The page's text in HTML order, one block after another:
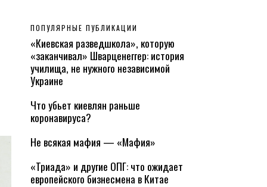
ПОПУЛЯРНЫЕ ПУБЛИКАЦИИ
«Киевская разведшкола», которую
«заканчивал» Шварценеггер: история
училища, не нужного независимой
Украине
Что убьет киевлян раньше
коронавируса?
Не всякая мафия — «Мафия»
«Триада» и другие ОПГ: что ожидает
европейского бизнесмена в Китае